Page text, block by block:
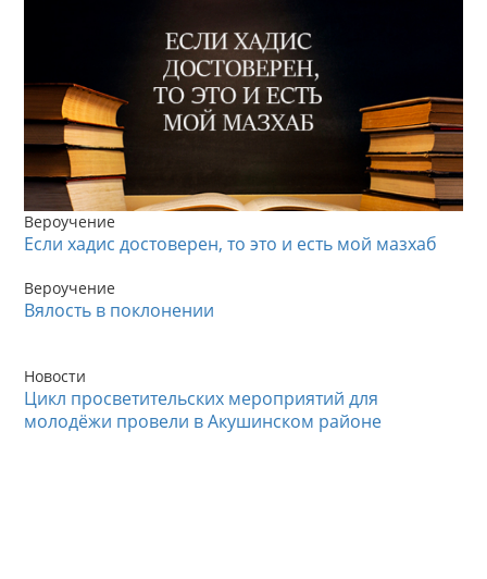
Вероучение
Если хадис достоверен, то это и есть мой мазхаб
Вероучение
Вялость в поклонении
Новости
Цикл просветительских мероприятий для
молодёжи провели в Акушинском районе